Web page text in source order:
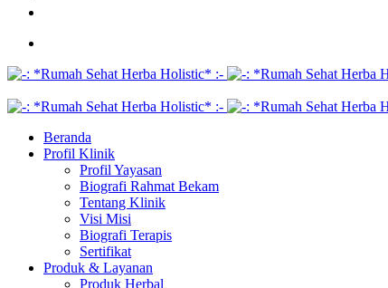
Beranda
Profil Klinik
Profil Yayasan
Biografi Rahmat Bekam
Tentang Klinik
Visi Misi
Biografi Terapis
Sertifikat
Produk & Layanan
Produk Herbal